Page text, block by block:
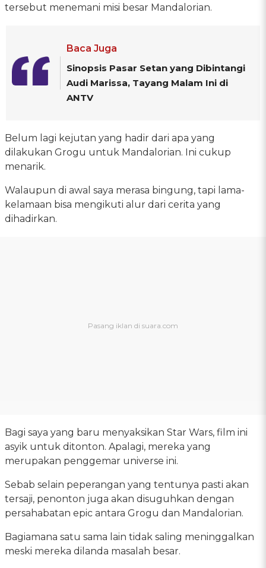
tersebut menemani misi besar Mandalorian.
Baca Juga
Sinopsis Pasar Setan yang Dibintangi
Audi Marissa, Tayang Malam Ini di
ANTV
Belum lagi kejutan yang hadir dari apa yang
dilakukan Grogu untuk Mandalorian. Ini cukup
menarik.
Walaupun di awal saya merasa bingung, tapi lama-
kelamaan bisa mengikuti alur dari cerita yang
dihadirkan.
Bagi saya yang baru menyaksikan Star Wars, film ini
asyik untuk ditonton. Apalagi, mereka yang
merupakan penggemar universe ini.
Sebab selain peperangan yang tentunya pasti akan
tersaji, penonton juga akan disuguhkan dengan
persahabatan epic antara Grogu dan Mandalorian.
Bagiamana satu sama lain tidak saling meninggalkan
meski mereka dilanda masalah besar.